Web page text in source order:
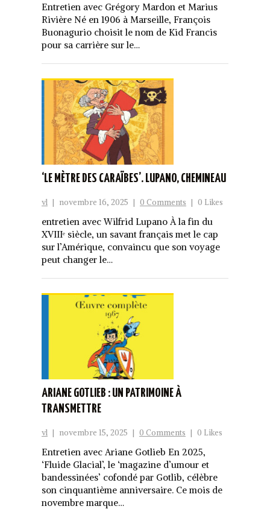
Entretien avec Grégory Mardon et Marius
Rivière Né en 1906 à Marseille, François
Buonagurio choisit le nom de Kid Francis
pour sa carrière sur le…
‘LE MÈTRE DES CARAÏBES’. LUPANO, CHEMINEAU
vl | novembre 16, 2025 | 0 Comments | 0 Likes
entretien avec Wilfrid Lupano À la fin du
XVIIIᵉ siècle, un savant français met le cap
sur l’Amérique, convaincu que son voyage
peut changer le…
ARIANE GOTLIEB : UN PATRIMOINE À
TRANSMETTRE
vl | novembre 15, 2025 | 0 Comments | 0 Likes
Entretien avec Ariane Gotlieb En 2025,
‘Fluide Glacial’, le ‘magazine d’umour et
bandessinées’ cofondé par Gotlib, célèbre
son cinquantième anniversaire. Ce mois de
novembre marque…